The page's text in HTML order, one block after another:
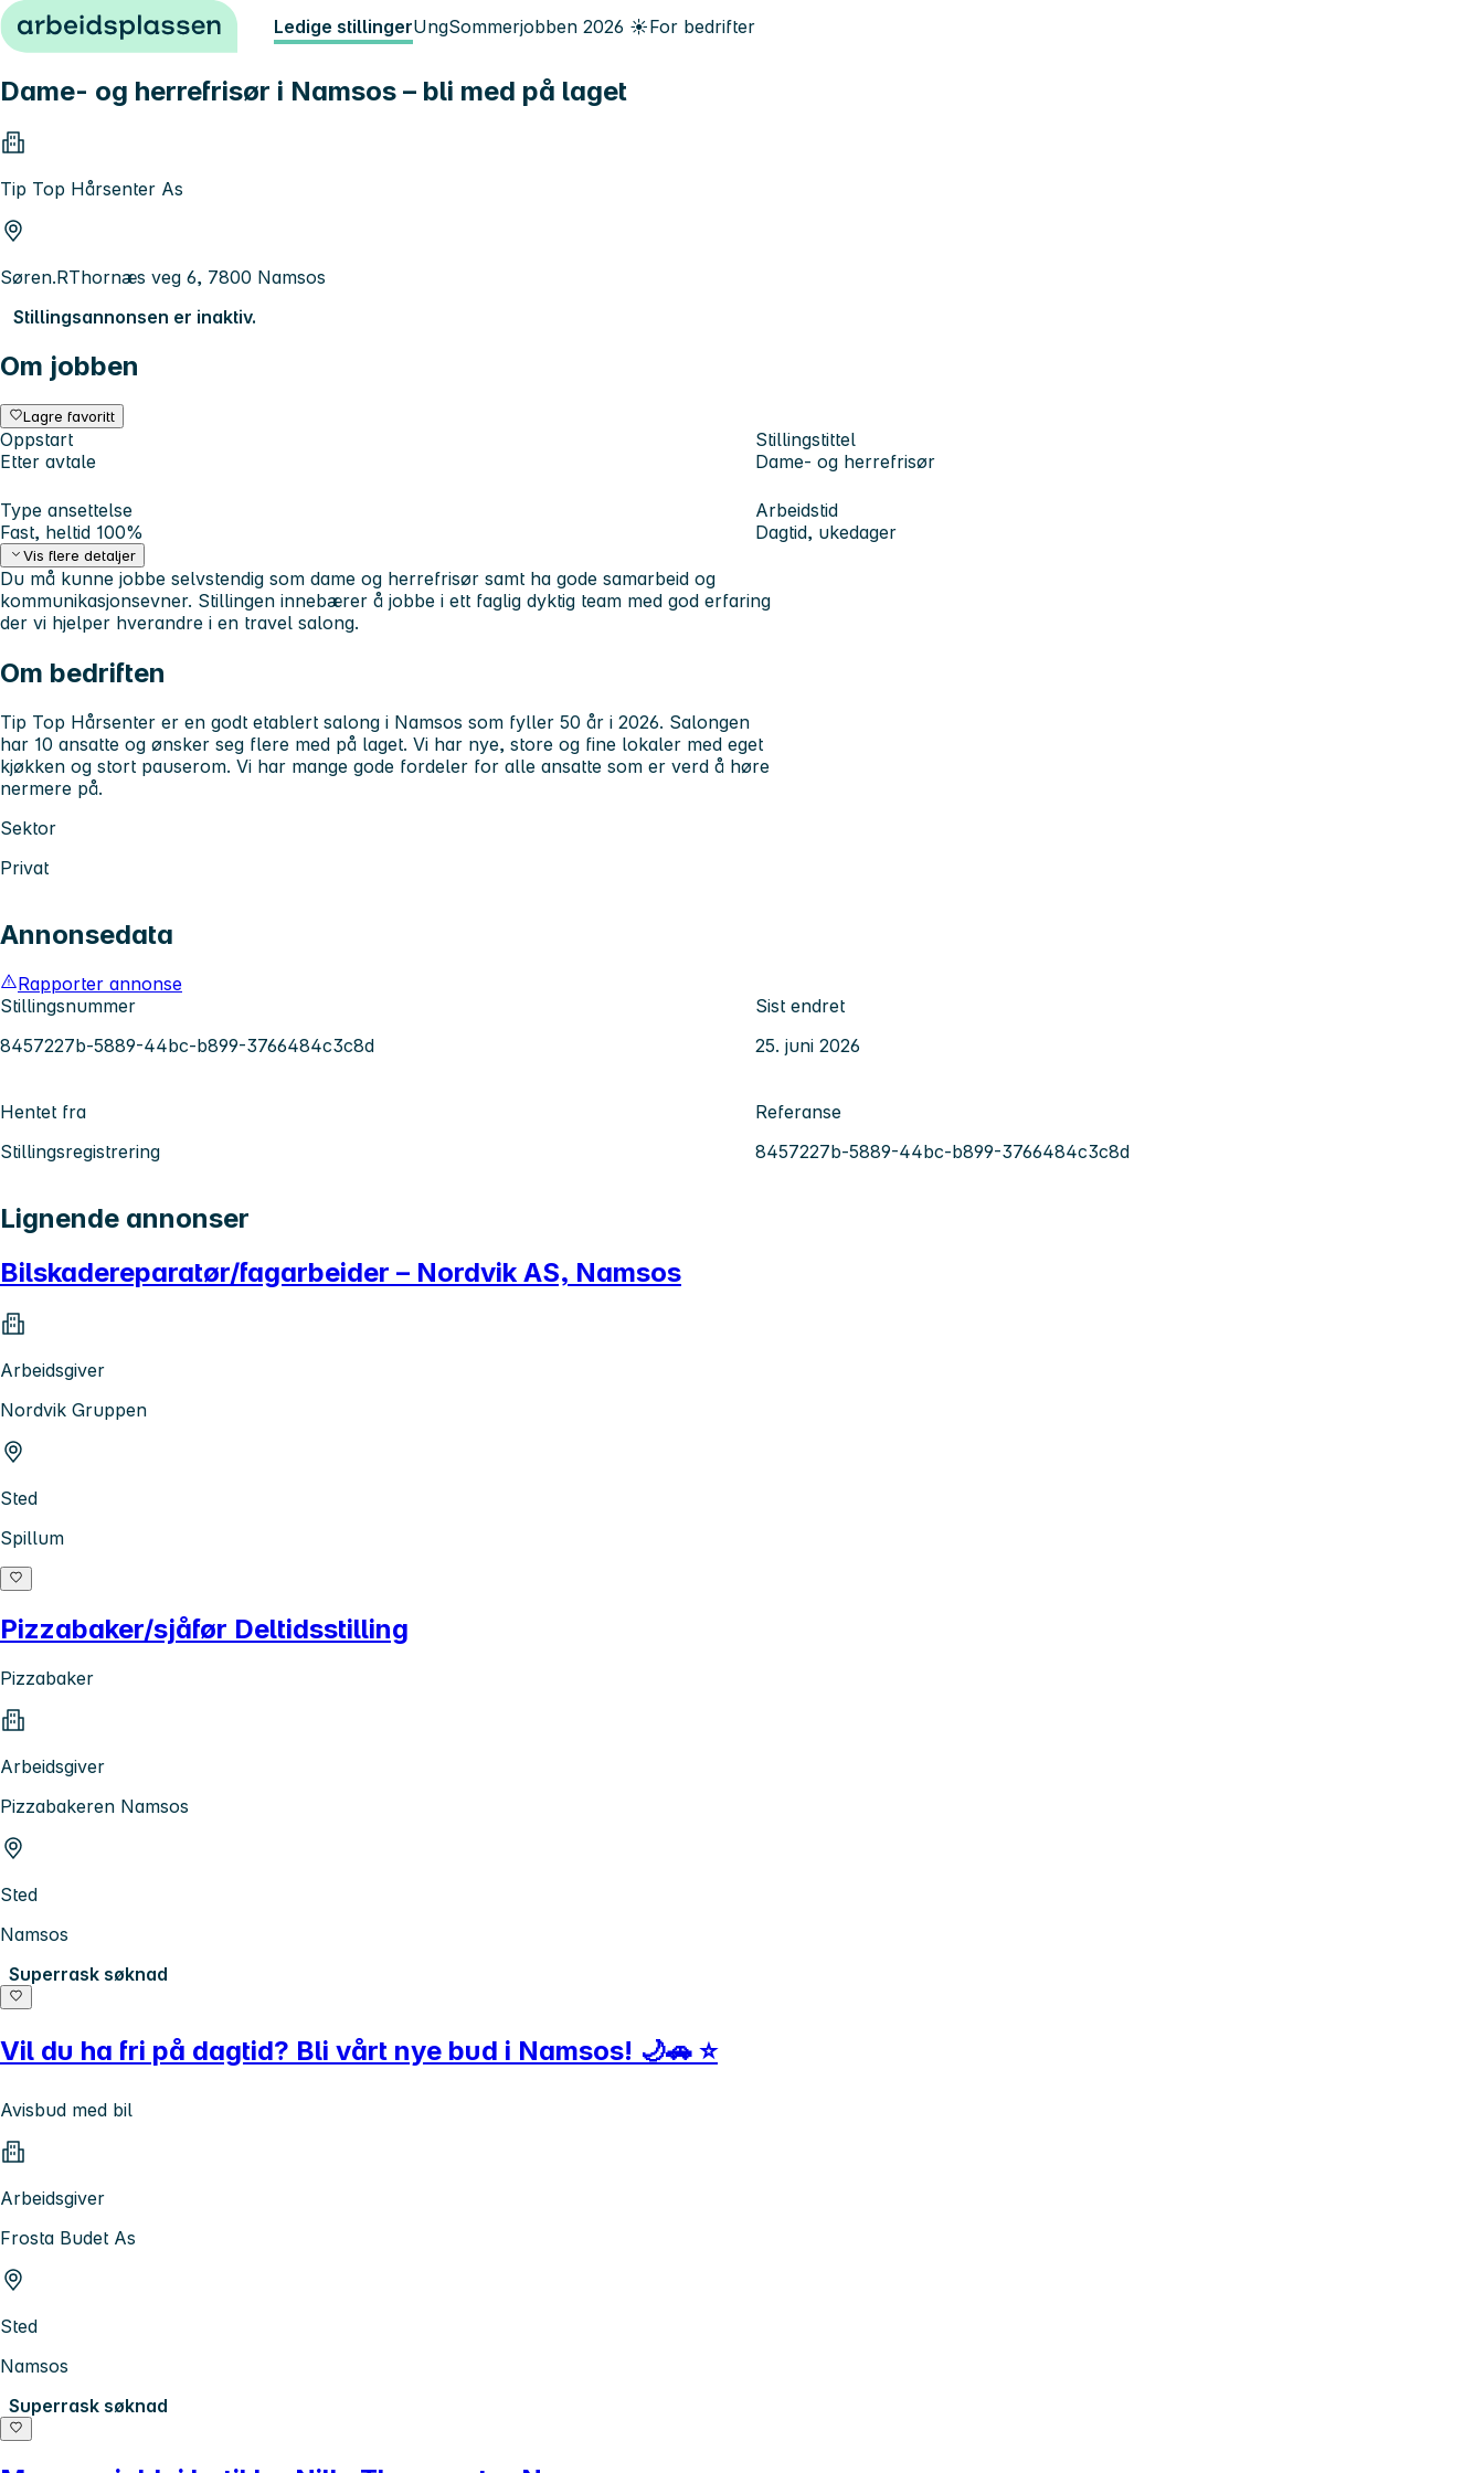
Hopp til innhold Ledige stillingerUngSommerjobben 2026 ☀️For bedrifter
Dame- og herrefrisør i Namsos – bli med på laget
Tip Top Hårsenter As
Søren.RThornæs veg 6, 7800 Namsos
Stillingsannonsen er inaktiv.
Om jobben
Lagre favoritt
Oppstart
Etter avtale
Stillingstittel
Dame- og herrefrisør
Type ansettelse
Fast, heltid 100%
Arbeidstid
Dagtid, ukedager
Vis flere detaljer
Du må kunne jobbe selvstendig som dame og herrefrisør samt ha gode samarbeid og
kommunikasjonsevner. Stillingen innebærer å jobbe i ett faglig dyktig team med god erfaring
der vi hjelper hverandre i en travel salong.
Om bedriften
Tip Top Hårsenter er en godt etablert salong i Namsos som fyller 50 år i 2026. Salongen
har 10 ansatte og ønsker seg flere med på laget. Vi har nye, store og fine lokaler med eget
kjøkken og stort pauserom. Vi har mange gode fordeler for alle ansatte som er verd å høre
nermere på.
Sektor
Privat
Annonsedata
Rapporter annonse
Stillingsnummer
8457227b-5889-44bc-b899-3766484c3c8d
Sist endret
25. juni 2026
Hentet fra
Stillingsregistrering
Referanse
8457227b-5889-44bc-b899-3766484c3c8d
Lignende annonser
Bilskadereparatør/fagarbeider – Nordvik AS, Namsos
Arbeidsgiver
Nordvik Gruppen
Sted
Spillum
Pizzabaker/sjåfør Deltidsstilling
Pizzabaker
Arbeidsgiver
Pizzabakeren Namsos
Sted
Namsos
Superrask søknad
Vil du ha fri på dagtid? Bli vårt nye bud i Namsos! 🌙🚗 ⭐
Avisbud med bil
Arbeidsgiver
Frosta Budet As
Sted
Namsos
Superrask søknad